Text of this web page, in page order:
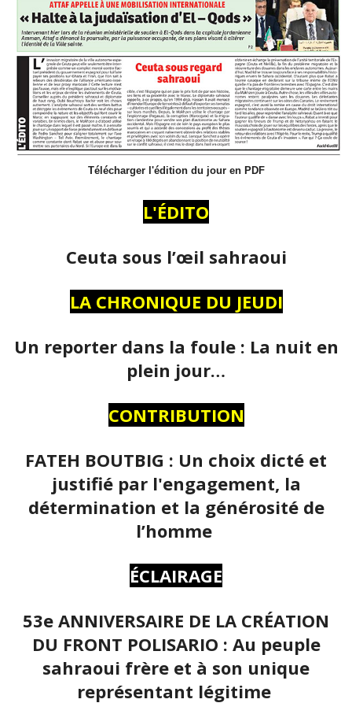
Télécharger l'édition du jour en PDF
L'ÉDITO
Ceuta sous l’œil sahraoui
LA CHRONIQUE DU JEUDI
Un reporter dans la foule : La nuit en
plein jour…
CONTRIBUTION
FATEH BOUTBIG : Un choix dicté et
justifié par l'engagement, la
détermination et la générosité de
l’homme
ÉCLAIRAGE
53e ANNIVERSAIRE DE LA CRÉATION
DU FRONT POLISARIO : Au peuple
sahraoui frère et à son unique
représentant légitime